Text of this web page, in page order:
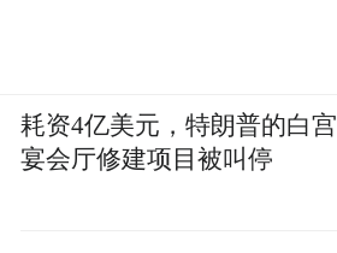
耗资4亿美元，特朗普的白宫
宴会厅修建项目被叫停